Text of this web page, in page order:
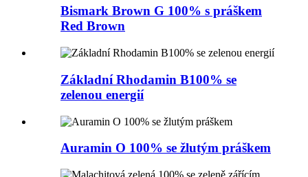
Bismark Brown G 100% s práškem
Red Brown
Základní Rhodamin B100% se
zelenou energií
Auramin O 100% se žlutým práškem